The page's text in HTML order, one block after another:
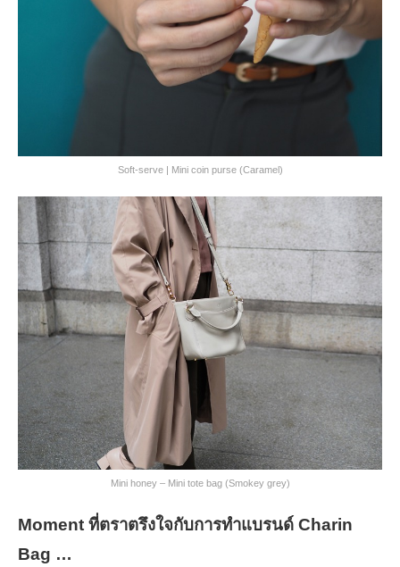
Soft-serve | Mini coin purse (Caramel)
Mini honey – Mini tote bag (Smokey grey)
Moment ที่ตราตรึงใจกับการทำแบรนด์ Charin
Bag …